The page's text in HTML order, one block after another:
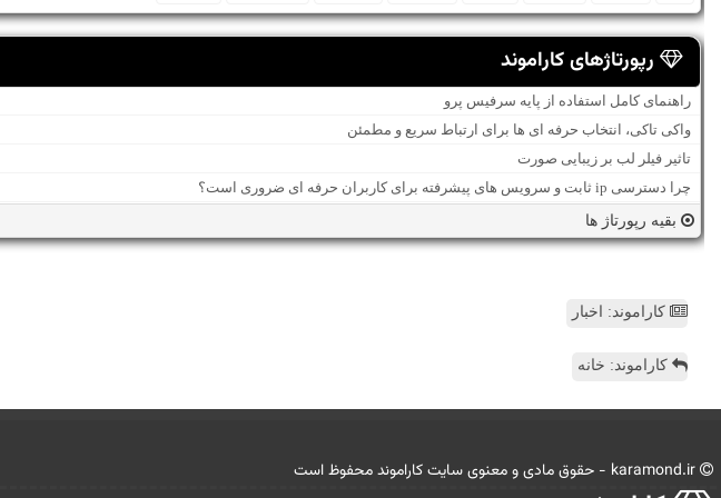
رپورتاژهای کاراموند
راهنمای کامل استفاده از پایه سرفیس پرو
واکی تاکی، انتخاب حرفه ای ها برای ارتباط سریع و مطمئن
تاثیر فیلر لب بر زیبایی صورت
چرا دسترسی ip ثابت و سرویس های پیشرفته برای کاربران حرفه ای ضروری است؟
بقیه رپورتاژ ها
کاراموند: اخبار
کاراموند: خانه